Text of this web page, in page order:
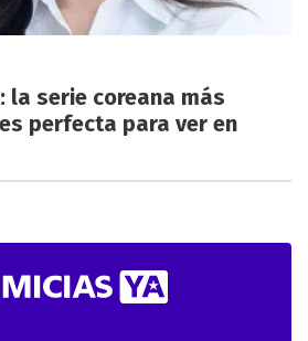
la serie coreana más
perfecta para ver en